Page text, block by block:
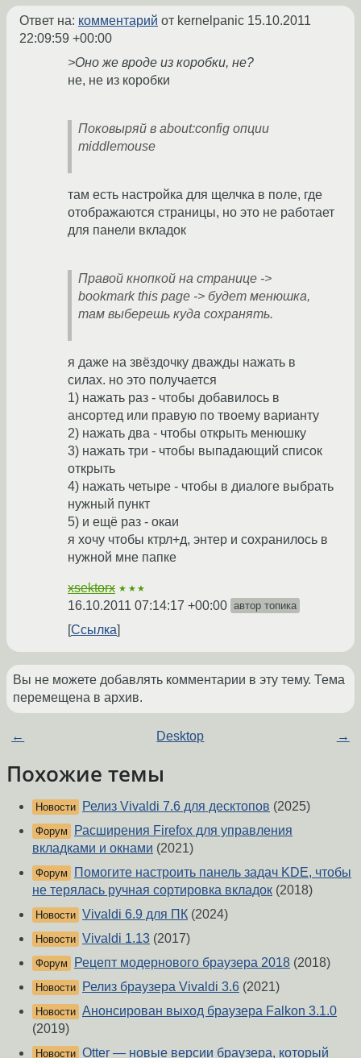
Ответ на: комментарий от kernelpanic 15.10.2011
22:09:59 +00:00
>Оно же вроде из коробки, не?
не, не из коробки
Поковыряй в about:config опции
middlemouse
там есть настройка для щелчка в поле, где
отображаются страницы, но это не работает
для панели вкладок
Правой кнопкой на странице ->
bookmark this page -> будет менюшка,
там выберешь куда сохранять.
я даже на звёздочку дважды нажать в
силах. но это получается
1) нажать раз - чтобы добавилось в
ансортед или правую по твоему варианту
2) нажать два - чтобы открыть менюшку
3) нажать три - чтобы выпадающий список
открыть
4) нажать четыре - чтобы в диалоге выбрать
нужный пункт
5) и ещё раз - окаи
я хочу чтобы ктрл+д, энтер и сохранилось в
нужной мне папке
xsektorx ★★★
16.10.2011 07:14:17 +00:00 автор топика
Ссылка
Вы не можете добавлять комментарии в эту тему. Тема
перемещена в архив.
← Desktop →
Похожие темы
Новости Релиз Vivaldi 7.6 для десктопов (2025)
Форум
Расширения Firefox для управления
вкладками и окнами (2021)
Форум
Помогите настроить панель задач KDE, чтобы
не терялась ручная сортировка вкладок (2018)
Новости Vivaldi 6.9 для ПК (2024)
Новости Vivaldi 1.13 (2017)
Форум Рецепт модернового браузера 2018 (2018)
Новости Релиз браузера Vivaldi 3.6 (2021)
Новости Анонсирован выход браузера Falkon 3.1.0
(2019)
Новости Otter — новые версии браузера, который